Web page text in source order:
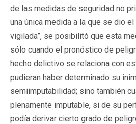
de las medidas de seguridad no
una única medida a la que se dio
vigilada”, se posibilitó que esta
sólo cuando el pronóstico de
hecho delictivo se relaciona con
pudieran haber determinado su
semiimputabilidad; sino también
plenamente imputable, si de su
podía derivar cierto grado de